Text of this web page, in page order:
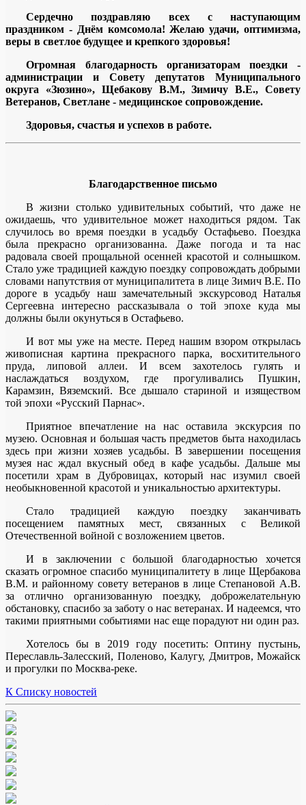
Сердечно поздравляю всех с наступающим
праздником - Днём комсомола! Желаю удачи, оптимизма,
веры в светлое будущее и крепкого здоровья!
Огромная благодарность организаторам поездки -
администрации и Совету депутатов Муниципального
округа «Зюзино», Щебакову В.М., Зимичу В.Е., Совету
Ветеранов, Светлане - медицинское сопровождение.
Здоровья, счастья и успехов в работе.
Благодарственное письмо
В жизни столько удивительных событий, что даже не
ожидаешь, что удивительное может находиться рядом. Так
случилось во время поездки в усадьбу Остафьево. Поездка
была прекрасно организованна. Даже погода и та нас
радовала своей прощальной осенней красотой и солнышком.
Стало уже традицией каждую поездку сопровождать добрыми
словами напутствия от муниципалитета в лице Зимич В.Е. По
дороге в усадьбу наш замечательный экскурсовод Наталья
Сергеевна интересно рассказывала о той эпохе куда мы
должны были окунуться в Остафьево.
И вот мы уже на месте. Перед нашим взором открылась
живописная картина прекрасного парка, восхитительного
пруда, липовой аллеи. И всем захотелось гулять и
наслаждаться воздухом, где прогуливались Пушкин,
Карамзин, Вяземский. Все дышало стариной и изяществом
той эпохи «Русский Парнас».
Приятное впечатление на нас оставила экскурсия по
музею. Основная и большая часть предметов быта находилась
здесь при жизни хозяев усадьбы. В завершении посещения
музея нас ждал вкусный обед в кафе усадьбы. Дальше мы
посетили храм в Дубровицах, который нас изумил своей
необыкновенной красотой и уникальностью архитектуры.
Стало традицией каждую поездку заканчивать
посещением памятных мест, связанных с Великой
Отечественной войной с возложением цветов.
И в заключении с большой благодарностью хочется
сказать огромное спасибо муниципалитету в лице Щербакова
В.М. и районному совету ветеранов в лице Степановой А.В.
за отлично организованную поездку, доброжелательную
обстановку, спасибо за заботу о нас ветеранах. И надеемся, что
такими приятными событиями нас еще порадуют ни один раз.
Хотелось бы в 2019 году посетить: Оптину пустынь,
Переславль-Залесский, Поленово, Калугу, Дмитров, Можайск
и прогулки по Москва-реке.
К Списку новостей